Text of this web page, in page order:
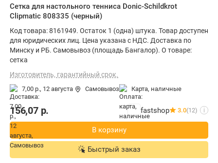
Сетка для настольного тенниса Donic-Schildkrot
Clipmatic 808335 (черный)
Код товара: 8161949. Остаток 1 (одна) штука. Товар доступен
для юридических лиц. Цена указана с НДС. Доставка по
Минску и РБ. Самовывоз (площадь Бангалор). О товаре:
сетка
Изготовитель, гарантийный срок.
7,00 р., 12 августа Самовывоз карта, наличные
156,07р. fastshop 3.0(12) i
В корзину
Быстрый заказ